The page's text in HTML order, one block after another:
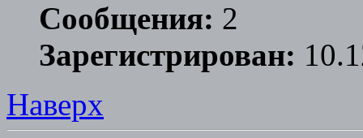
Сообщения: 2
Зарегистрирован:
Наверх